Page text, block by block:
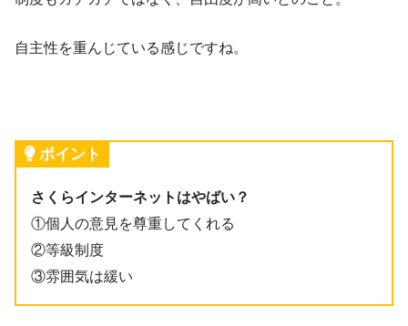
自主性を重んじている感じですね。
ポイント
さくらインターネットはやばい？
①個人の意見を尊重してくれる
②等級制度
③雰囲気は緩い